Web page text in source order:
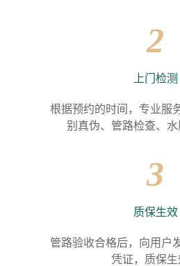
2
上门检测
根据预约的时间，专业服
别真伪、管路检查、水
3
质保生效
管路验收合格后，向用户
凭证，质保生